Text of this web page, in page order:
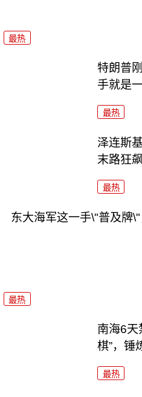
最热
特朗普
手就是
最热
泽连斯
末路狂飙
最热
东大海军这一手\"普及牌\"
最热
南海6天
棋”，锤
最热